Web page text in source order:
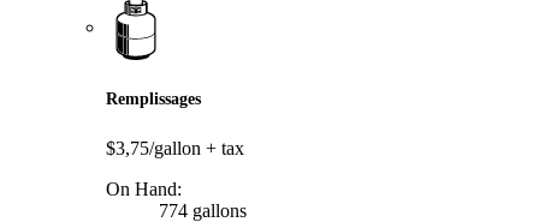
Remplissages
$3,75/gallon + tax
On Hand:
774 gallons